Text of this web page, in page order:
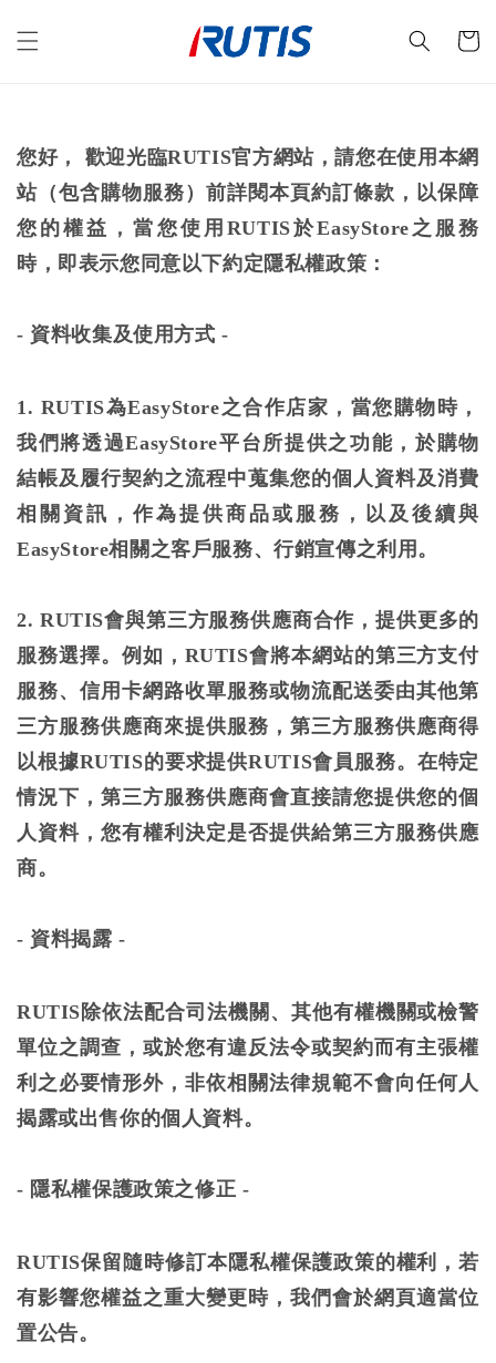
您好， 歡迎光臨RUTIS官方網站，請您在使用本網
站（包含購物服務）前詳閱本頁約訂條款，以保障
您的權益，當您使用RUTIS於EasyStore之服務
時，即表示您同意以下約定隱私權政策：
- 資料收集及使用方式 -
1. RUTIS為EasyStore之合作店家，當您購物時，
我們將透過EasyStore平台所提供之功能，於購物
結帳及履行契約之流程中蒐集您的個人資料及消費
相關資訊，作為提供商品或服務，以及後續與
EasyStore相關之客戶服務、行銷宣傳之利用。
2. RUTIS會與第三方服務供應商合作，提供更多的
服務選擇。例如，RUTIS會將本網站的第三方支付
服務、信用卡網路收單服務或物流配送委由其他第
三方服務供應商來提供服務，第三方服務供應商得
以根據RUTIS的要求提供RUTIS會員服務。在特定
情況下，第三方服務供應商會直接請您提供您的個
人資料，您有權利決定是否提供給第三方服務供應
商。
- 資料揭露 -
RUTIS除依法配合司法機關、其他有權機關或檢警
單位之調查，或於您有違反法令或契約而有主張權
利之必要情形外，非依相關法律規範不會向任何人
揭露或出售你的個人資料。
- 隱私權保護政策之修正 -
RUTIS保留隨時修訂本隱私權保護政策的權利，若
有影響您權益之重大變更時，我們會於網頁適當位
置公告。